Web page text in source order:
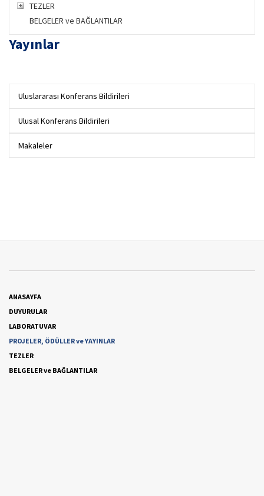
TEZLER
BELGELER ve BAĞLANTILAR
Yayınlar
Uluslararası Konferans Bildirileri
Ulusal Konferans Bildirileri
Makaleler
ANASAYFA
DUYURULAR
LABORATUVAR
PROJELER, ÖDÜLLER ve YAYINLAR
TEZLER
BELGELER ve BAĞLANTILAR